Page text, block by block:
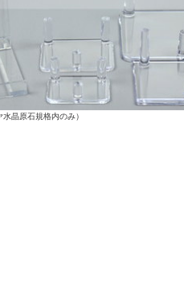
晶原石規格内のみ）